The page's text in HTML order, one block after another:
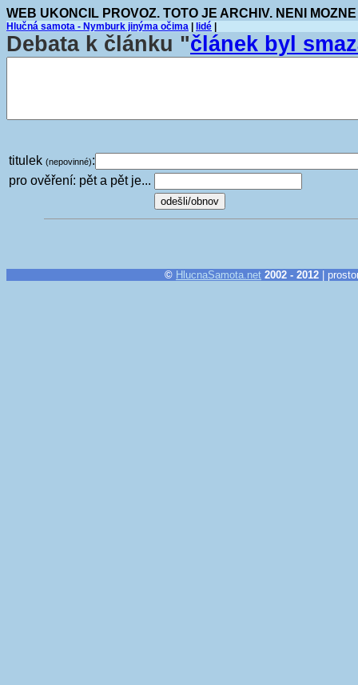
WEB UKONCIL PROVOZ. TOTO JE ARCHIV. NENI
Hlučná samota - Nymburk jinýma očima lidé
Debata k článku "článek byl
titulek (nepovinné):
pro ověření: pět a pět je...
© HlucnaSamota.net 2002 - 2012 |